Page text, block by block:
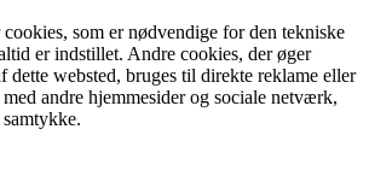
som er nødvendige for den tekniske
er indstillet. Andre cookies, der øger
dette websted, bruges til direkte reklame eller
andre hjemmesider og sociale netværk,